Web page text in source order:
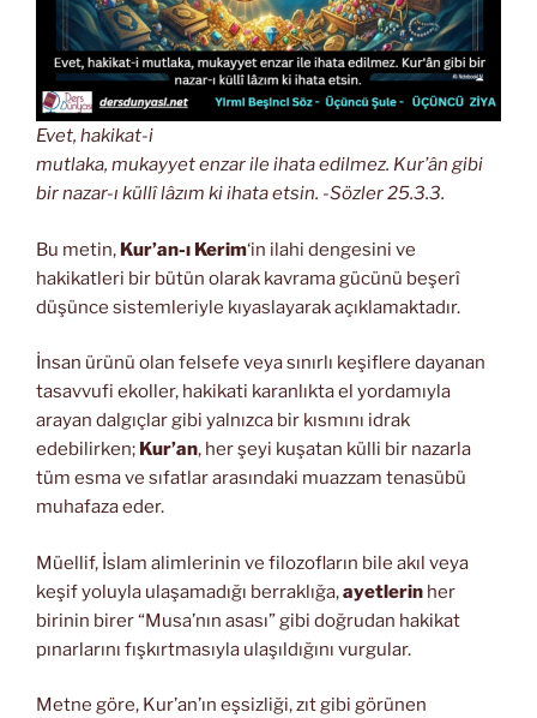
Evet, hakikat-i
mutlaka, mukayyet enzar ile ihata edilmez. Kur’ân gibi
bir nazar-ı küllî lâzım ki ihata etsin. -Sözler 25.3.3.
Bu metin, Kur’an-ı Kerim‘in ilahi dengesini ve
hakikatleri bir bütün olarak kavrama gücünü beşerî
düşünce sistemleriyle kıyaslayarak açıklamaktadır.
İnsan ürünü olan felsefe veya sınırlı keşiflere dayanan
tasavvufi ekoller, hakikati karanlıkta el yordamıyla
arayan dalgıçlar gibi yalnızca bir kısmını idrak
edebilirken; Kur’an, her şeyi kuşatan külli bir nazarla
tüm esma ve sıfatlar arasındaki muazzam tenasübü
muhafaza eder.
Müellif, İslam alimlerinin ve filozofların bile akıl veya
keşif yoluyla ulaşamadığı berraklığa,ayetlerin her
birinin birer “Musa’nın asası” gibi doğrudan hakikat
pınarlarını fışkırtmasıyla ulaşıldığını vurgular.
Metne göre, Kur’an’ın eşsizliği, zıt gibi görünen